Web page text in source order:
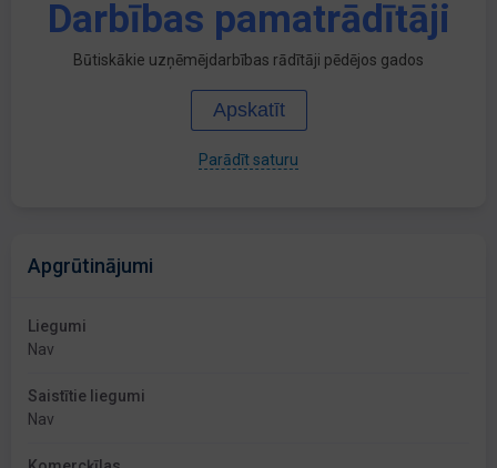
Darbības pamatrādītāji
Būtiskākie uzņēmējdarbības rādītāji pēdējos gados
Apskatīt
Parādīt saturu
Apgrūtinājumi
Liegumi
Nav
Saistītie liegumi
Nav